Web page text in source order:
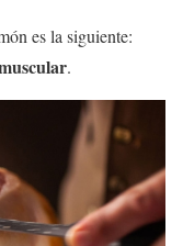
es la siguiente:
.